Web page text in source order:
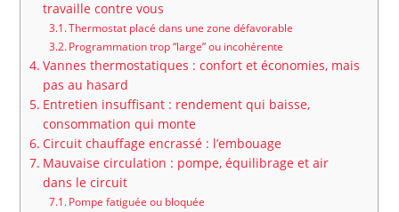
travaille contre vous
Thermostat placé dans une zone défavorable
Programmation trop “large” ou incohérente
Vannes thermostatiques : confort et économies, mais
pas au hasard
Entretien insuffisant : rendement qui baisse,
consommation qui monte
Circuit chauffage encrassé : l’embouage
Mauvaise circulation : pompe, équilibrage et air
dans le circuit
Pompe fatiguée ou bloquée